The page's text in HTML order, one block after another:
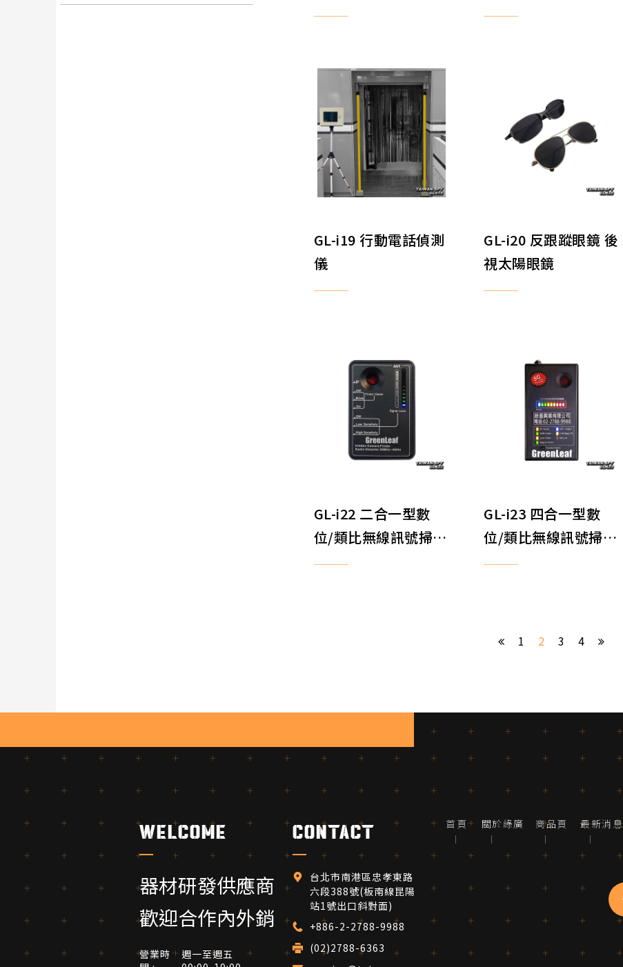
測器 反偷拍 反監聽
反監聽 反針孔 反竊聽
GL-i19 行動電話偵測
儀
GL-i20 反跟蹤眼鏡 後
視太陽眼鏡
GL-i22 二合一型數
位/類比無線訊號掃描
器 鏡頭發現器
GL-i23 四合一型數
位/類比無線訊號掃描
器+鏡頭發現器+電磁
1 2 3 4
welcome
器材研發供應商
歡迎合作內外銷
營業時
週一至週五
contact
台北市南港區忠孝東路
六段388號(板南線昆陽
站1號出口斜對面)
+886-2-2788-9988
(02)2788-6363
首頁 關於綠廣 商品頁 最新消息